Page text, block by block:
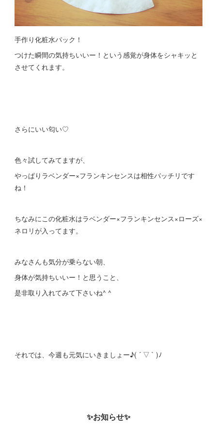
手作り化粧水パック！
つけた瞬間の気持ちいいー！という感覚が身体をシャキッと
させてくれます。
さらにいい匂い♡
色々試してみてますが、
やっぱりラベンダー×フランキンセンスは相性バッチリです
ね！
ちなみにこの化粧水はラベンダー×フランキンセンス×ローズ×
ネロリが入ってます。
みなさんも気分が乗らない朝、
身体が気持ちいいー！と思うこと、
是非取り入れてみて下さいね^ ^
それでは、今週も元気にいきましょー♪( ´ ▽ ` )ﾉ
✨お知らせ✨